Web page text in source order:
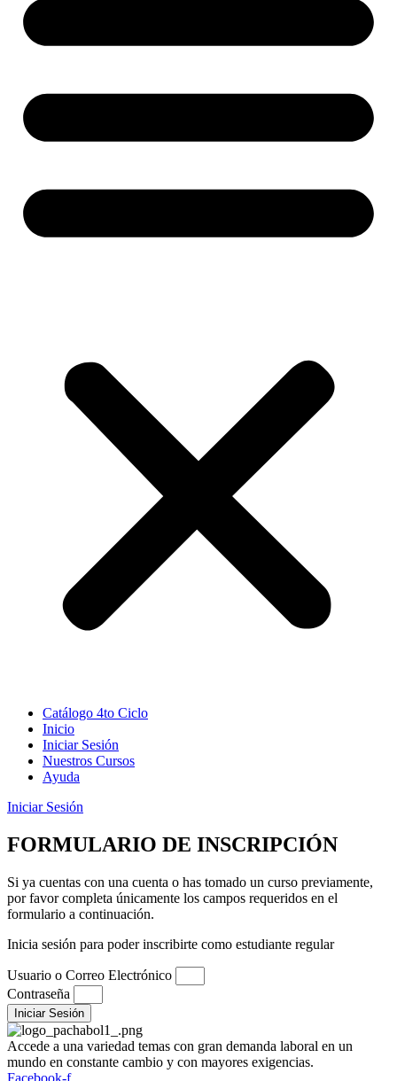
Catálogo 4to Ciclo
Inicio
Iniciar Sesión
Nuestros Cursos
Ayuda
Iniciar Sesión
FORMULARIO DE INSCRIPCIÓN
Si ya cuentas con una cuenta o has tomado un curso previamente,
por favor completa únicamente los campos requeridos en el
formulario a continuación.
Inicia sesión para poder inscribirte como estudiante regular
Usuario o Correo Electrónico
Contraseña
Iniciar Sesión
Accede a una variedad temas con gran demanda laboral en un
mundo en constante cambio y con mayores exigencias.
Facebook-f